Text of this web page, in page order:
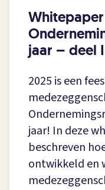
jaar – deel I
2025 is een
jaar! In deze
beschreven
ontwikkeld en